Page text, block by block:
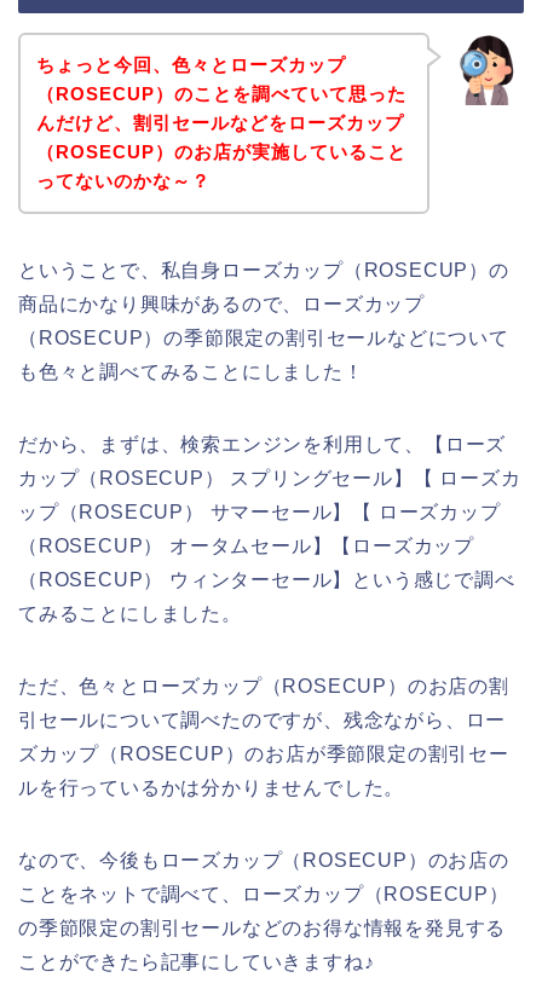
ちょっと今回、色々とローズカップ
（ROSECUP）のことを調べていて思った
んだけど、割引セールなどをローズカップ
（ROSECUP）のお店が実施していること
ってないのかな～？
ということで、私自身ローズカップ（ROSECUP）の
商品にかなり興味があるので、ローズカップ
（ROSECUP）の季節限定の割引セールなどについて
も色々と調べてみることにしました！
だから、まずは、検索エンジンを利用して、【ローズ
カップ（ROSECUP） スプリングセール】【 ローズカ
ップ（ROSECUP） サマーセール】【 ローズカップ
（ROSECUP） オータムセール】【ローズカップ
（ROSECUP） ウィンターセール】という感じで調べ
てみることにしました。
ただ、色々とローズカップ（ROSECUP）のお店の割
引セールについて調べたのですが、残念ながら、ロー
ズカップ（ROSECUP）のお店が季節限定の割引セー
ルを行っているかは分かりませんでした。
なので、今後もローズカップ（ROSECUP）のお店の
ことをネットで調べて、ローズカップ（ROSECUP）
の季節限定の割引セールなどのお得な情報を発見する
ことができたら記事にしていきますね♪